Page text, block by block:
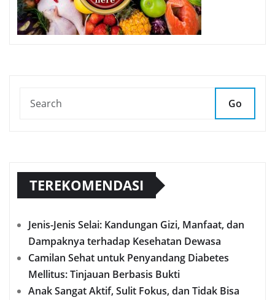
Go
TEREKOMENDASI
Jenis-Jenis Selai: Kandungan Gizi, Manfaat, dan
Dampaknya terhadap Kesehatan Dewasa
Camilan Sehat untuk Penyandang Diabetes
Mellitus: Tinjauan Berbasis Bukti
Anak Sangat Aktif, Sulit Fokus, dan Tidak Bisa